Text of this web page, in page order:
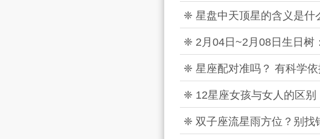
❈ 星盘中天顶星的含义是什
❈ 2月04日~2月08日生日树
❈ 星座配对准吗？ 有科学依
❈ 12星座女孩与女人的区别
❈ 双子座流星雨方位？别找